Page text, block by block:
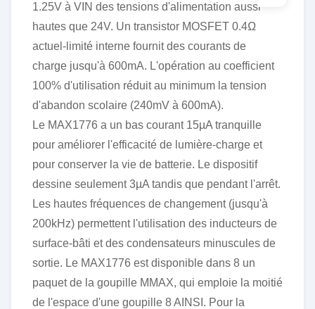
1.25V à VIN des tensions d'alimentation aussi
hautes que 24V. Un transistor MOSFET 0.4Ω
actuel-limité interne fournit des courants de
charge jusqu'à 600mA. L'opération au coefficient
100% d'utilisation réduit au minimum la tension
d'abandon scolaire (240mV à 600mA).
Le MAX1776 a un bas courant 15µA tranquille
pour améliorer l'efficacité de lumière-charge et
pour conserver la vie de batterie. Le dispositif
dessine seulement 3µA tandis que pendant l'arrêt.
Les hautes fréquences de changement (jusqu'à
200kHz) permettent l'utilisation des inducteurs de
surface-bâti et des condensateurs minuscules de
sortie. Le MAX1776 est disponible dans 8 un
paquet de la goupille ΜMAX, qui emploie la moitié
de l'espace d'une goupille 8 AINSI. Pour la